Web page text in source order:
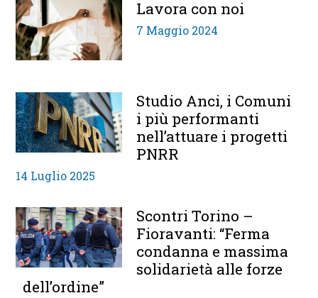
Lavora con noi
7 Maggio 2024
Studio Anci, i Comuni
i più performanti
nell’attuare i progetti
PNRR
14 Luglio 2025
Scontri Torino –
Fioravanti: “Ferma
condanna e massima
solidarietà alle forze
dell’ordine”